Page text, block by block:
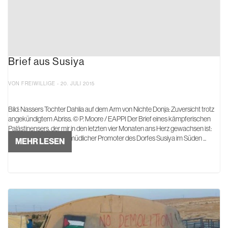
Brief aus Susiya
VON FREIWILLIGE - 20. JULI 2015
Bild: Nassers Tochter Dahlia auf dem Arm von Nichte Donja: Zuversicht trotz
angekündigtem Abriss. © P. Moore / EAPPI Der Brief eines kämpferischen
Palästinensers, der mir in den letzten vier Monaten ans Herz gewachsen ist:
Nasser Nawaj’ah, unermüdlicher Promoter des Dorfes Susiya im Süden ...
MEHR LESEN